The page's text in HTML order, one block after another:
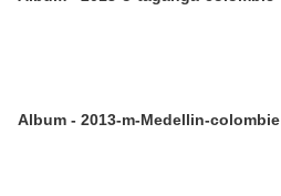
Album - 2013-m-Medellin-colombie